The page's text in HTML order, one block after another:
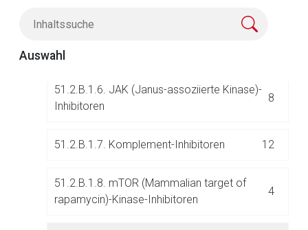
Auswahl(Dihydroorotatdehydrogenase)-Inhibitoren
51.2.B.1.6. JAK (Janus-assoziierte Kinase)-
Inhibitoren
8
51.2.B.1.7. Komplement-Inhibitoren 12
51.2.B.1.8. mTOR (Mammalian target of
rapamycin)-Kinase-Inhibitoren
4